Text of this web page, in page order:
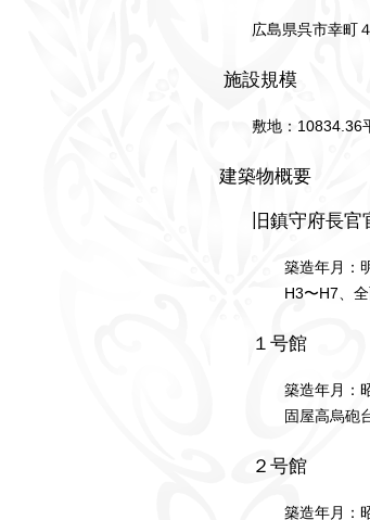
広島県呉市幸町
施設規模
敷地：10834.36
建築物概要
旧鎮守府長官
築造年月
H3〜H7、
１号館
築造年月
固屋高烏砲
２号館
築造年月